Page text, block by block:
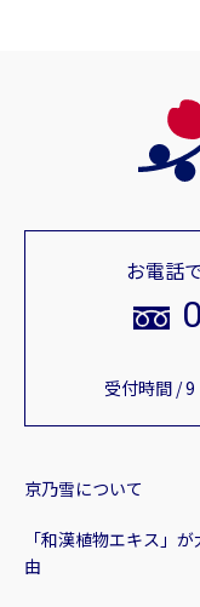
京乃雪について
「和漢植物エキス」
由
お電話
受付時間 /